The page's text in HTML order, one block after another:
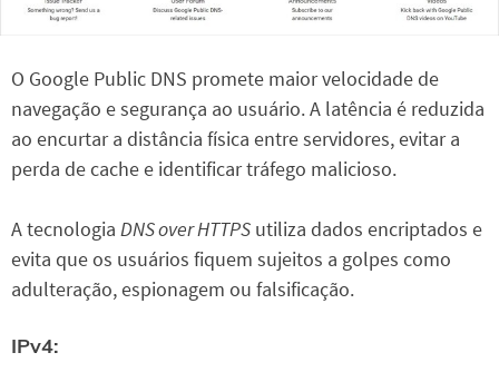
O Google Public DNS promete maior velocidade de
navegação e segurança ao usuário. A latência é reduzida
ao encurtar a distância física entre servidores, evitar a
perda de cache e identificar tráfego malicioso.
A tecnologia DNS over HTTPS utiliza dados encriptados e
evita que os usuários fiquem sujeitos a golpes como
adulteração, espionagem ou falsificação.
IPv4: